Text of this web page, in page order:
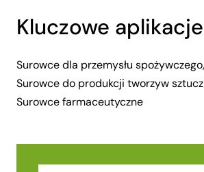
Kluczowe aplikacje
Surowce dla przemysłu spożywczego,
Surowce do produkcji tworzyw
Surowce farmaceutyczne